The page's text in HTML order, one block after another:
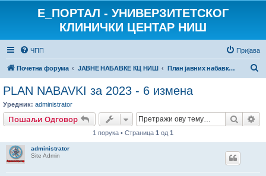
E_ПОРТАЛ - УНИВЕРЗИТЕТСКОГ
КЛИНИЧКИ ЦЕНТАР НИШ
ЧПП Пријава
Почетна форума ЈАВНЕ НАБАВКЕ КЦ НИШ План јавних набавки 2023.
р
PLAN NABAVKI за 2023 - 6 измена
Уредник: administrator
Пошаљи Одговор
1 порука • Страница 1 од 1
administrator
Site Admin